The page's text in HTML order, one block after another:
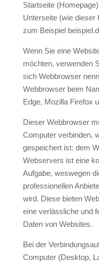
Startseite
Unterseite (wie dieser
zum Beispiel
Wenn Sie eine
möchten, verwenden
sich Webbrowser
Webbrowser beim
Edge, Mozilla Firefox
Dieser Webbrowser
Computer verbinden,
gespeichert ist: dem
Webservers ist eine
Aufgabe, weswegen
professionellen
wird. Diese bieten
eine verlässliche und
Daten von Websites.
Bei der
Computer (Desktop,